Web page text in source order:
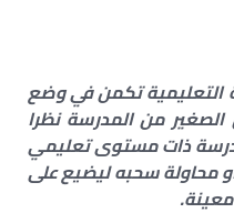
التعليمية تكمن في وضع
من المدرسة نظرا
ذات مستوى تعليمي
محاولة سحبه ليضيع على